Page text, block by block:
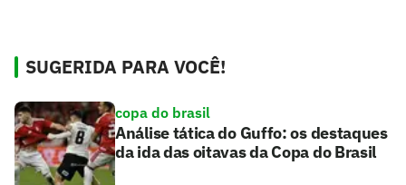
SUGERIDA PARA VOCÊ!
copa do brasil
Análise tática do Guffo: os destaques
da ida das oitavas da Copa do Brasil